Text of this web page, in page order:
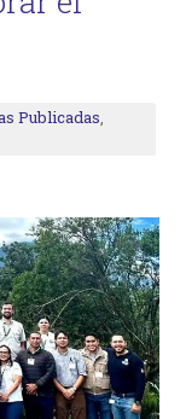
Publicadas,